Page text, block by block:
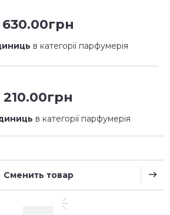
630.00грн
в категорії парфумерія
210.00грн
в категорії парфумерія
Сменить товар